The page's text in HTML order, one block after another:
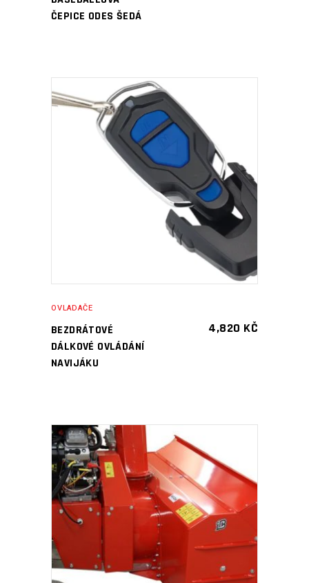
ČEPICE ODES ŠEDÁ
PŘIDAT DO KOŠÍKU
OVLADAČE
BEZDRÁTOVÉ
DÁLKOVÉ OVLÁDÁNÍ
NAVIJÁKU
4,820 KČ
PŘIDAT DO KOŠÍKU